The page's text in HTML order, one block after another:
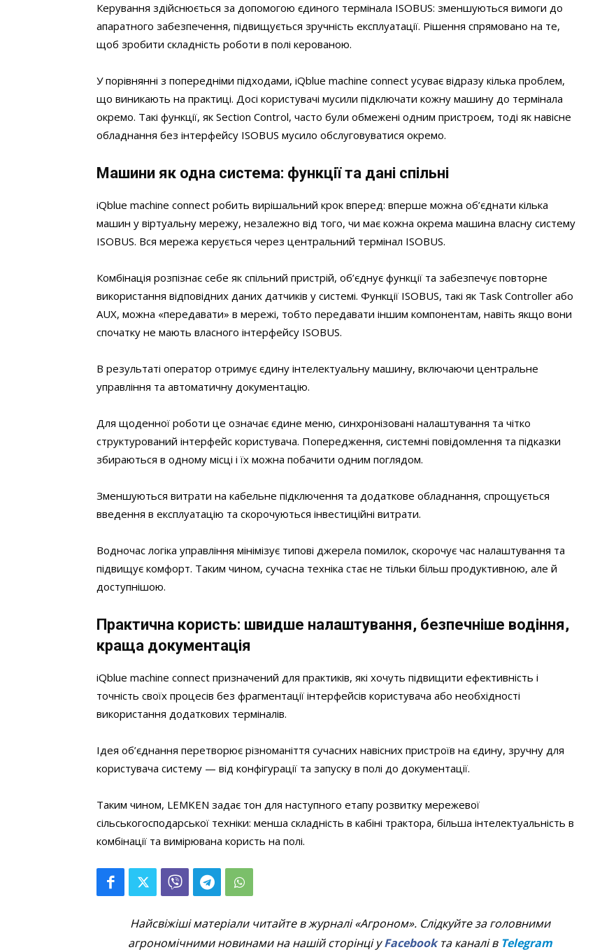
Керування здійснюється за допомогою єдиного термінала ISOBUS: зменшуються вимоги до
апаратного забезпечення, підвищується зручність експлуатації. Рішення спрямовано на те,
щоб зробити складність роботи в полі керованою.
У порівнянні з попередніми підходами, iQblue machine connect усуває відразу кілька проблем,
що виникають на практиці. Досі користувачі мусили підключати кожну машину до термінала
окремо. Такі функції, як Section Control, часто були обмежені одним пристроєм, тоді як навісне
обладнання без інтерфейсу ISOBUS мусило обслуговуватися окремо.
Машини як одна система: функції та дані спільні
iQblue machine connect робить вирішальний крок вперед: вперше можна об’єднати кілька
машин у віртуальну мережу, незалежно від того, чи має кожна окрема машина власну систему
ISOBUS. Вся мережа керується через центральний термінал ISOBUS.
Комбінація розпізнає себе як спільний пристрій, об’єднує функції та забезпечує повторне
використання відповідних даних датчиків у системі. Функції ISOBUS, такі як Task Controller або
AUX, можна «передавати» в мережі, тобто передавати іншим компонентам, навіть якщо вони
спочатку не мають власного інтерфейсу ISOBUS.
В результаті оператор отримує єдину інтелектуальну машину, включаючи центральне
управління та автоматичну документацію.
Для щоденної роботи це означає єдине меню, синхронізовані налаштування та чітко
структурований інтерфейс користувача. Попередження, системні повідомлення та підказки
збираються в одному місці і їх можна побачити одним поглядом.
Зменшуються витрати на кабельне підключення та додаткове обладнання, спрощується
введення в експлуатацію та скорочуються інвестиційні витрати.
Водночас логіка управління мінімізує типові джерела помилок, скорочує час налаштування та
підвищує комфорт. Таким чином, сучасна техніка стає не тільки більш продуктивною, але й
доступнішою.
Практична користь: швидше налаштування, безпечніше водіння,
краща документація
iQblue machine connect призначений для практиків, які хочуть підвищити ефективність і
точність своїх процесів без фрагментації інтерфейсів користувача або необхідності
використання додаткових терміналів.
Ідея об’єднання перетворює різноманіття сучасних навісних пристроїв на єдину, зручну для
користувача систему — від конфігурації та запуску в полі до документації.
Таким чином, LEMKEN задає тон для наступного етапу розвитку мережевої
сільськогосподарської техніки: менша складність в кабіні трактора, більша інтелектуальність в
комбінації та вимірювана користь на полі.
Найсвіжіші матеріали читайте в журналі «Агроном». Слідкуйте за головними
агрономічними новинами на нашій сторінці уFacebookта каналі в Telegram